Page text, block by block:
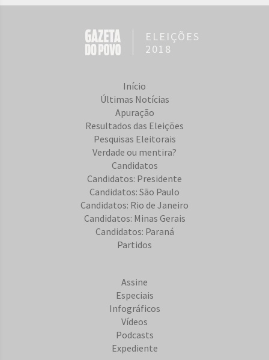
ELEIÇÕES
2018
Início
Últimas Notícias
Apuração
Resultados das Eleições
Pesquisas Eleitorais
Verdade ou mentira?
Candidatos
Candidatos: Presidente
Candidatos: São Paulo
Candidatos: Rio de Janeiro
Candidatos: Minas Gerais
Candidatos: Paraná
Partidos
Assine
Especiais
Infográficos
Vídeos
Podcasts
Expediente